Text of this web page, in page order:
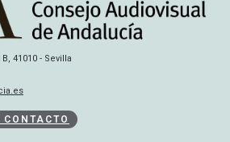
41010 - Sevilla